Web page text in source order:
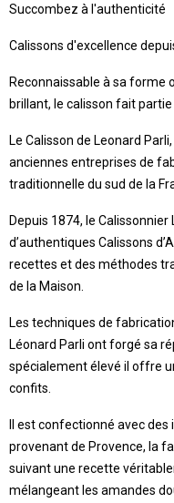
Succombez à l'authenticité
Calissons d'excellence
Reconnaissable à sa forme
brillant, le calisson fait
Le Calisson de Leonard
anciennes entreprises de
traditionnelle du sud de la
Depuis 1874, le
d’authentiques Calissons
recettes et des méthodes
de la Maison.
Les techniques de
Léonard Parli ont forgé sa
spécialement élevé il offre
confits.
Il est confectionné avec
provenant de Provence, la
suivant une recette
mélangeant les amandes